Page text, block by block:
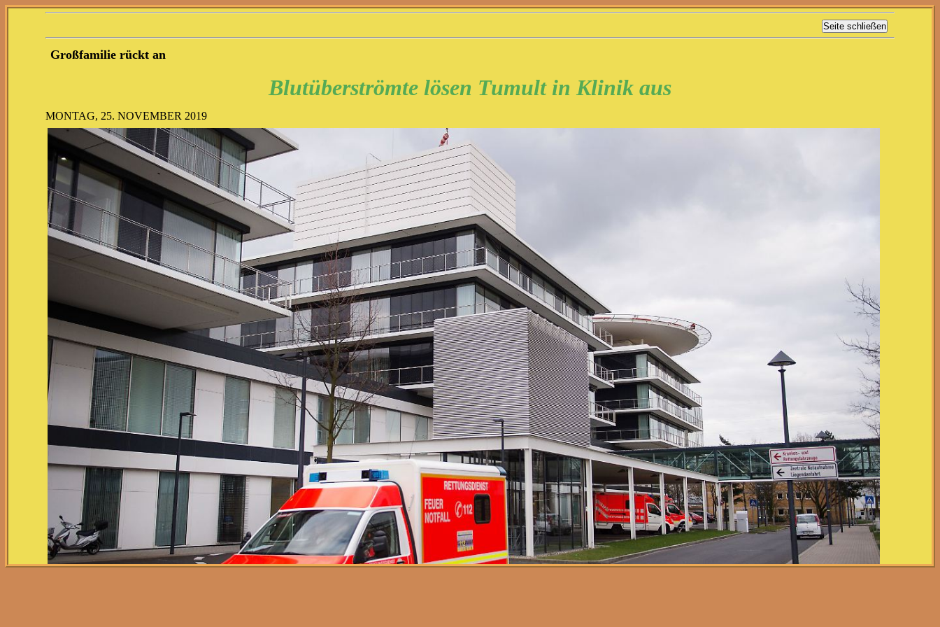
Großfamilie rückt an
Blutüberströmte lösen Tumult in Klinik aus
MONTAG, 25. NOVEMBER 2019